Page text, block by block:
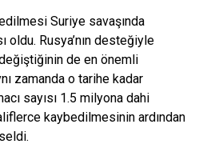
Suriye savaşında
oldu. Rusya’nın desteğiyle
de en önemli
zamanda o tarihe kadar
sayısı 1.5 milyona dahi
kaybedilmesinin ardından